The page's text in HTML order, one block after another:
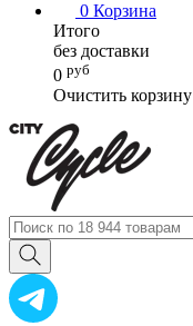
0 Корзина
Итого
без доставки
0 руб
Очистить корзину